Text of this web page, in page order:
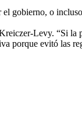
gobierno, o
Levy. “Si la
porque evitó las